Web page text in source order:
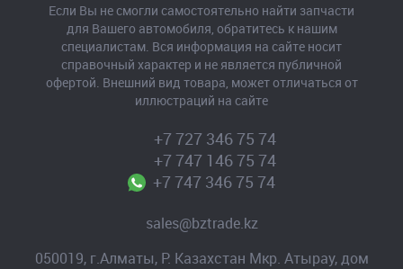
+7 727 346 75 74
+7 747 146 75 74
+7 747 346 75 74
sales@bztrade.kz
050019, г.Алматы, Р. Казахстан Мкр. Атырау, дом
Если Вы не смогли самостоятельно найти запчасти
для Вашего автомобиля, обратитесь к нашим
специалистам. Вся информация на сайте носит
справочный характер и не является публичной
офертой. Внешний вид товара, может отличаться от
иллюстраций на сайте